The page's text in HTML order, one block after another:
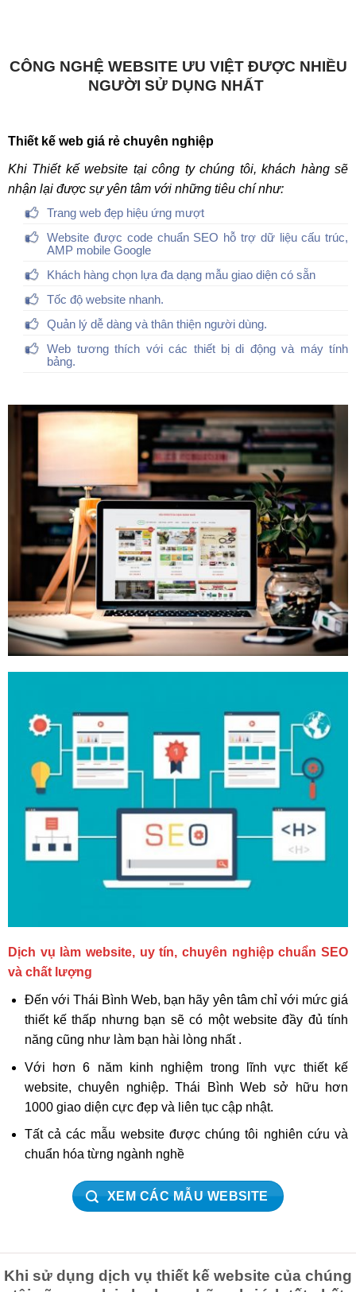
CÔNG NGHỆ WEBSITE ƯU VIỆT ĐƯỢC NHIỀU
NGƯỜI SỬ DỤNG NHẤT
Thiết kế web giá rẻ chuyên nghiệp
Khi Thiết kế website tại công ty chúng tôi, khách hàng sẽ
nhận lại được sự yên tâm với những tiêu chí như:
Trang web đẹp hiệu ứng mượt
Website được code chuẩn SEO hỗ trợ dữ liệu cấu trúc,
AMP mobile Google
Khách hàng chọn lựa đa dạng mẫu giao diện có sẵn
Tốc độ website nhanh.
Quản lý dễ dàng và thân thiện người dùng.
Web tương thích với các thiết bị di động và máy tính
bảng.
Dịch vụ làm website, uy tín, chuyên nghiệp chuẩn SEO
và chất lượng
Đến với Thái Bình Web, bạn hãy yên tâm chỉ với mức giá
thiết kế thấp nhưng bạn sẽ có một website đầy đủ tính
năng cũng như làm bạn hài lòng nhất .
Với hơn 6 năm kinh nghiệm trong lĩnh vực thiết kế
website, chuyên nghiệp. Thái Bình Web sở hữu hơn
1000 giao diện cực đẹp và liên tục cập nhật.
Tất cả các mẫu website được chúng tôi nghiên cứu và
chuẩn hóa từng ngành nghề
XEM CÁC MẪU WEBSITE
Khi sử dụng dịch vụ thiết kế website của chúng